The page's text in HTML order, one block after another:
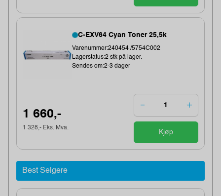
C-EXV64 Cyan Toner 25,5k
Varenummer:240454 /5754C002
Lagerstatus:2 stk på lager.
Sendes om:2-3 dager
1 660,-
1 328,- Eks. Mva.
Kjøp
Best Selgere